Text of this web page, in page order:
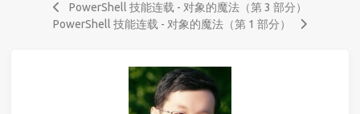
PowerShell 技能连载 - 对象的魔法（第 3 部分）
PowerShell 技能连载 - 对象的魔法（第 1 部分）